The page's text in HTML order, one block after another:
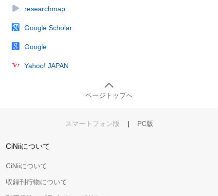
researchmap
Google Scholar
Google
Yahoo! JAPAN
ページトップへ
スマートフォン版 | PC版
CiNiiについて
CiNiiについて
収録刊行物について